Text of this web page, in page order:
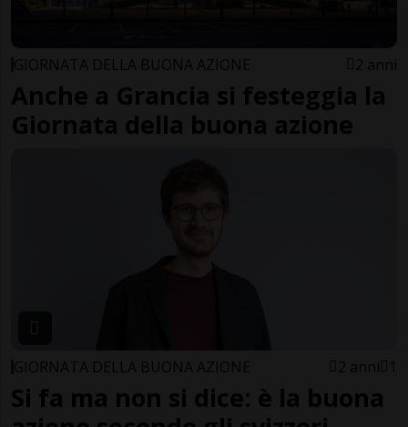
GIORNATA DELLA BUONA AZIONE 2 anni
Anche a Grancia si festeggia la
Giornata della buona azione
GIORNATA DELLA BUONA AZIONE 2 anni 1
Si fa ma non si dice: è la buona